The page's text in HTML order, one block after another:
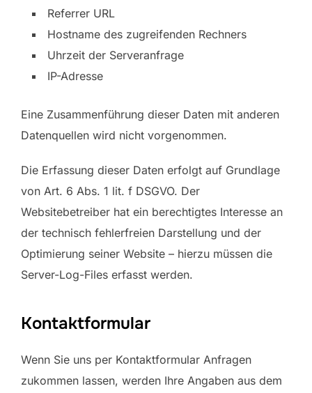
Referrer URL
Hostname des zugreifenden Rechners
Uhrzeit der Serveranfrage
IP-Adresse
Eine Zusammenführung dieser Daten mit anderen
Datenquellen wird nicht vorgenommen.
Die Erfassung dieser Daten erfolgt auf Grundlage
von Art. 6 Abs. 1 lit. f DSGVO. Der
Websitebetreiber hat ein berechtigtes Interesse an
der technisch fehlerfreien Darstellung und der
Optimierung seiner Website – hierzu müssen die
Server-Log-Files erfasst werden.
Kontaktformular
Wenn Sie uns per Kontaktformular Anfragen
zukommen lassen, werden Ihre Angaben aus dem